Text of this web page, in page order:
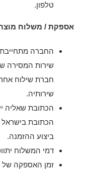
טלפון.
אספקת / משלוח
החברה
שירות המסירה
חברת שילוח
שירותיה.
הכתובת שאליה
הכתובת
ביצוע ההזמנה.
דמי המשלוח
זמן האספקה של